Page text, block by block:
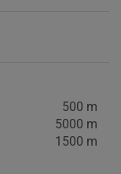
500 m
5000 m
1500 m